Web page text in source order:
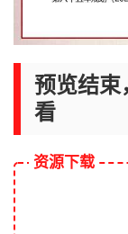
预览结
看
资源下载